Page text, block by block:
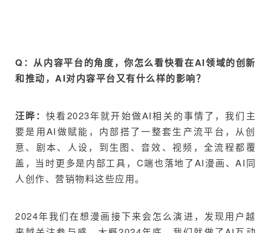
Q：从内容平台的角度，你怎么看快看在AI领域的创新
和推动，AI对内容平台又有什么样的影响？
汪晔：快看2023年就开始做AI相关的事情了，我们主
要是用AI做赋能，内部搭了一整套生产流平台，从创
意、剧本、人设，到生图、音效、视频，全流程都覆
盖，当时更多是内部工具，C端也落地了AI漫画、AI同
人创作、营销物料这些应用。
2024年我们在想漫画接下来会怎么演进，发现用户越